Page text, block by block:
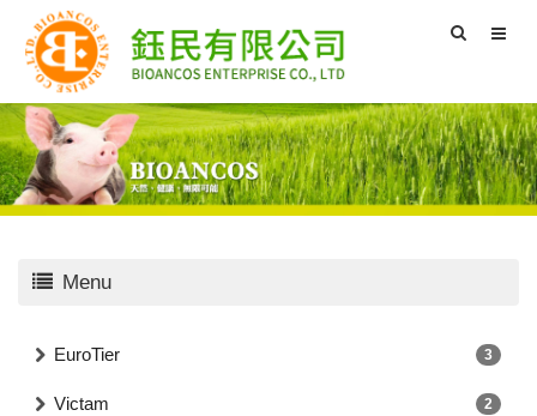
Menu
EuroTier 3
Victam 2